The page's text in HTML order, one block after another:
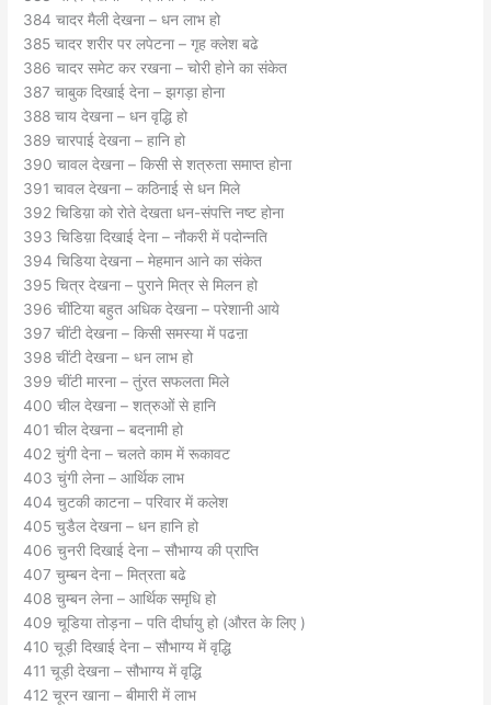
384 चादर मैली देखना – धन लाभ हो
385 चादर शरीर पर लपेटना – गृह क्लेश बढे
386 चादर समेट कर रखना – चोरी होने का संकेत
387 चाबुक दिखाई देना – झगड़ा होना
388 चाय देखना – धन वृद्धि हो
389 चारपाई देखना – हानि हो
390 चावल देखना – किसी से शत्रुता समाप्त होना
391 चावल देखना – कठिनाई से धन मिले
392 चिडिय़ा को रोते देखता धन-संपत्ति नष्ट होना
393 चिडिय़ा दिखाई देना – नौकरी में पदोन्नति
394 चिडिया देखना – मेहमान आने का संकेत
395 चित्र देखना – पुराने मित्र से मिलन हो
396 चींटिया बहुत अधिक देखना – परेशानी आये
397 चींटी देखना – किसी समस्या में पढऩा
398 चींटी देखना – धन लाभ हो
399 चींटी मारना – तुंरत सफलता मिले
400 चील देखना – शत्रुओं से हानि
401 चील देखना – बदनामी हो
402 चुंगी देना – चलते काम में रूकावट
403 चुंगी लेना – आर्थिक लाभ
404 चुटकी काटना – परिवार में कलेश
405 चुडैल देखना – धन हानि हो
406 चुनरी दिखाई देना – सौभाग्य की प्राप्ति
407 चुम्बन देना – मित्रता बढे
408 चुम्बन लेना – आर्थिक समृधि हो
409 चूडिया तोड़ना – पति दीर्घायु हो (औरत के लिए )
410 चूड़ी दिखाई देना – सौभाग्य में वृद्धि
411 चूड़ी देखना – सौभाग्य में वृद्धि
412 चूरन खाना – बीमारी में लाभ